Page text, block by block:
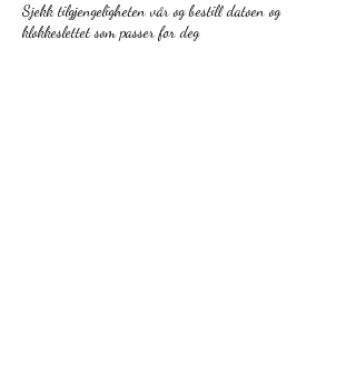
Sjekk tilgjengeligheten vår og bestill datoen og
klokkeslettet som passer for deg